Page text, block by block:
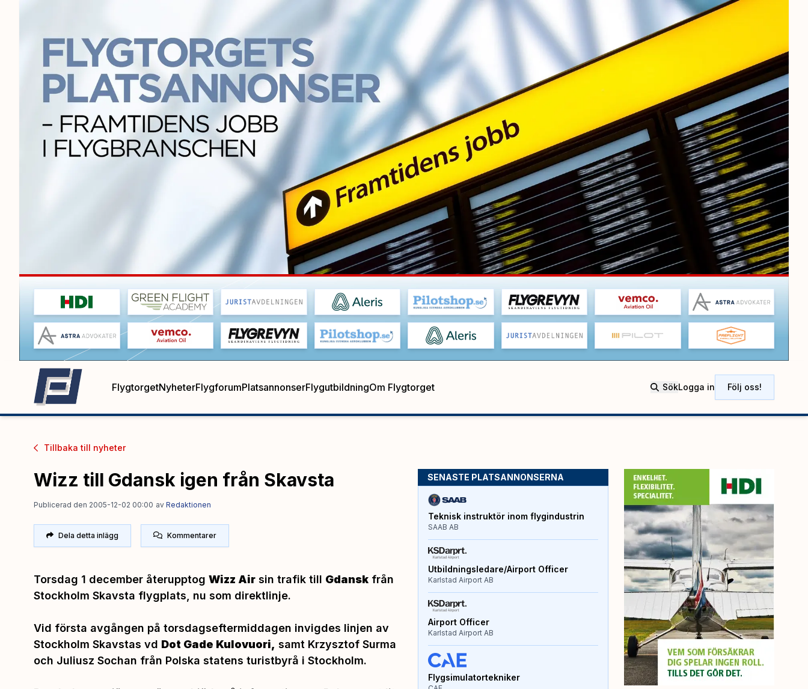
FlygtorgetNyheterFlygforumPlatsannonserFlygutbildningOm Flygtorget SökLogga in Följ oss!
Tillbaka till nyheter
Wizz till Gdansk igen från Skavsta
Publicerad den 2005-12-02 00:00 av Redaktionen
Dela detta inlägg Kommentarer
Torsdag 1 december återupptog Wizz Air sin trafik till Gdansk från
Stockholm Skavsta flygplats, nu som direktlinje.
Vid första avgången på torsdagseftermiddagen invigdes linjen av
Stockholm Skavstas vd Dot Gade Kulovuori, samt Krzysztof Surma
och Juliusz Sochan från Polska statens turistbyrå i Stockholm.
SENASTE PLATSANNONSERNA
Teknisk instruktör inom flygindustrin
SAAB AB
Utbildningsledare/Airport Officer
Karlstad Airport AB
Airport Officer
Karlstad Airport AB
Flygsimulatortekniker